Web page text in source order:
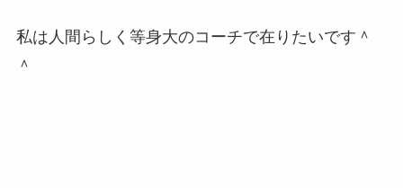
私は人間らしく等身大のコーチで在りたいです＾
＾